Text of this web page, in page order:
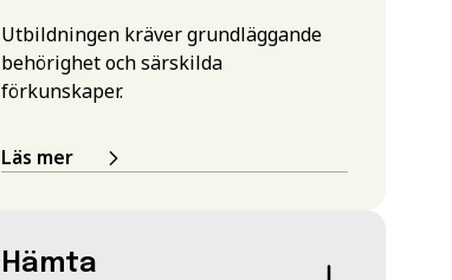
Utbildningen kräver grundläggande
behörighet och särskilda
förkunskaper.
Läs mer
Hämta